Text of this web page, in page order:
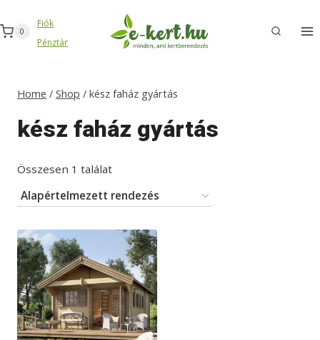
to
content
0
Fiók
Pénztár
Home / Shop / kész faház gyártás
kész faház gyártás
Összesen 1 találat